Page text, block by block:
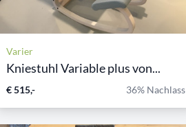
Varier
Kniestuhl Variable plus von...
€ 515,- 36% Nachlass